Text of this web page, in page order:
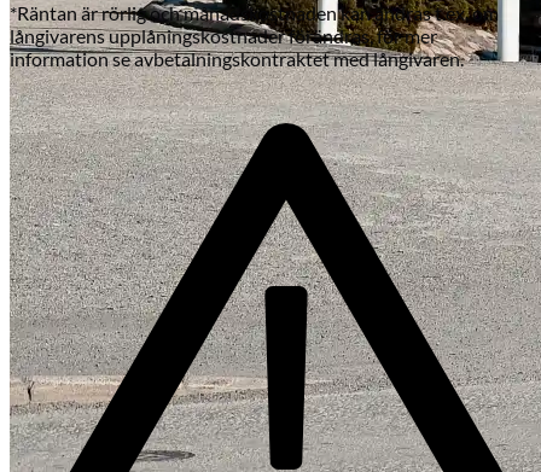
*Räntan är rörlig och månadskostnaden kan ändras t.ex. om
långivarens upplåningskostnader förändras, för mer
information se avbetalningskontraktet med långivaren.